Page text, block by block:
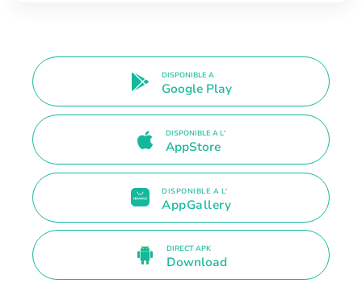
DISPONIBLE A
Google Play
DISPONIBLE A L'
AppStore
DISPONIBLE A L'
AppGallery
DIRECT APK
Download